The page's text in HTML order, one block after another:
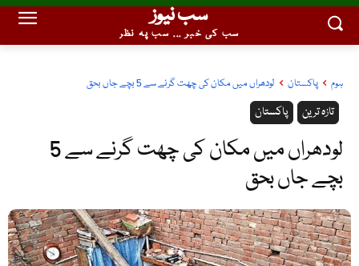
سب نیوز
سب کی خبر ... سب پہ نظر
ہوم پاکستان لودھراں میں مکان کی چھت گرنے سے 5 بچے جاں بحق
پاکستان تازہ ترین
لودھراں میں مکان کی چھت گرنے سے 5
بچے جاں بحق